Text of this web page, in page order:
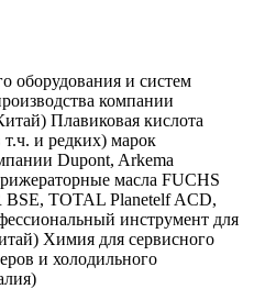
оборудования и систем
компании
Плавиковая кислота
и редких) марок
Dupont, Arkema
масла FUCHS
BSE, TOTAL Planetelf ACD,
инструмент для
Химия для сервисного
и холодильного